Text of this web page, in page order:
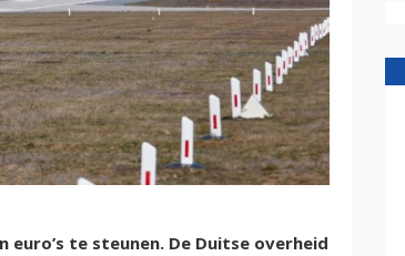
euro’s te steunen. De Duitse overheid